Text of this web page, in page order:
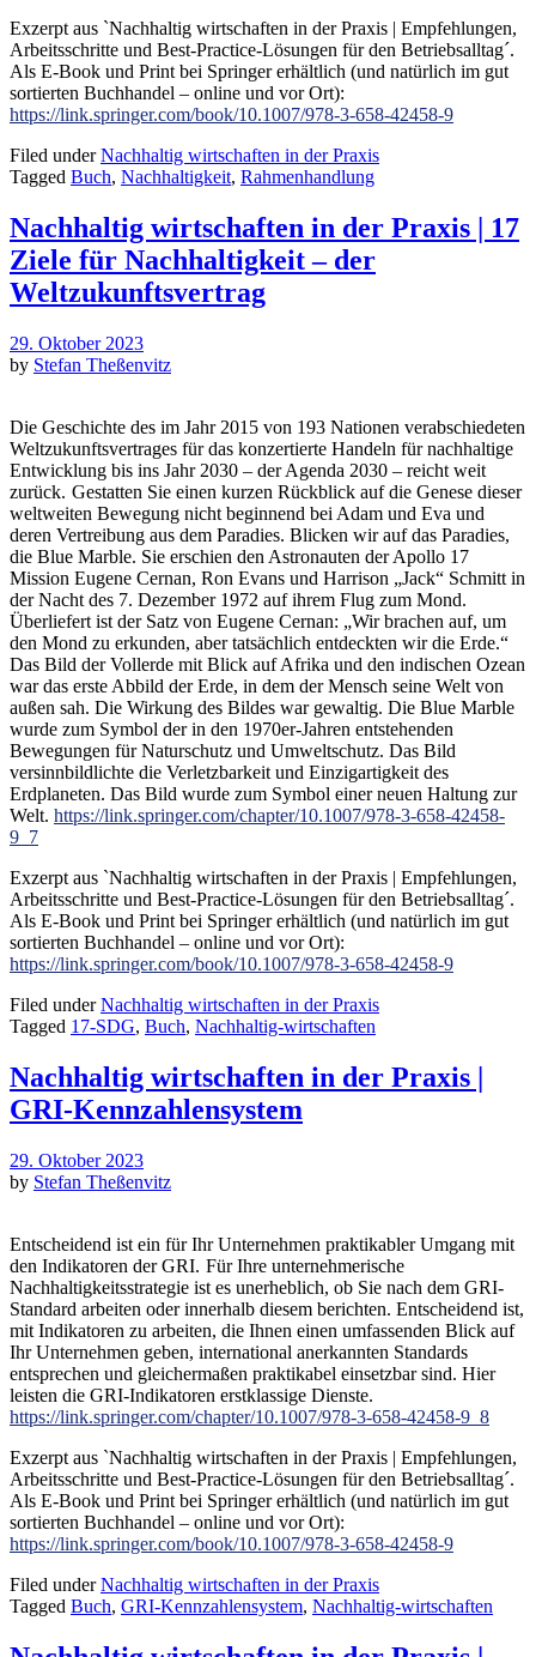
Exzerpt aus `Nachhaltig wirtschaften in der Praxis | Empfehlungen,
Arbeitsschritte und Best-Practice-Lösungen für den Betriebsalltag´.
Als E-Book und Print bei Springer erhältlich (und natürlich im gut
sortierten Buchhandel – online und vor Ort):
https://link.springer.com/book/10.1007/978-3-658-42458-9
Filed underNachhaltig wirtschaften in der Praxis
Tagged Buch, Nachhaltigkeit, Rahmenhandlung
Nachhaltig wirtschaften in der Praxis | 17
Ziele für Nachhaltigkeit – der
Weltzukunftsvertrag
29. Oktober 2023
by Stefan Theßenvitz
Die Geschichte des im Jahr 2015 von 193 Nationen verabschiedeten
Weltzukunftsvertrages für das konzertierte Handeln für nachhaltige
Entwicklung bis ins Jahr 2030 – der Agenda 2030 – reicht weit
zurück. Gestatten Sie einen kurzen Rückblick auf die Genese dieser
weltweiten Bewegung nicht beginnend bei Adam und Eva und
deren Vertreibung aus dem Paradies. Blicken wir auf das Paradies,
die Blue Marble. Sie erschien den Astronauten der Apollo 17
Mission Eugene Cernan, Ron Evans und Harrison „Jack“ Schmitt in
der Nacht des 7. Dezember 1972 auf ihrem Flug zum Mond.
Überliefert ist der Satz von Eugene Cernan: „Wir brachen auf, um
den Mond zu erkunden, aber tatsächlich entdeckten wir die Erde.“
Das Bild der Vollerde mit Blick auf Afrika und den indischen Ozean
war das erste Abbild der Erde, in dem der Mensch seine Welt von
außen sah. Die Wirkung des Bildes war gewaltig. Die Blue Marble
wurde zum Symbol der in den 1970er-Jahren entstehenden
Bewegungen für Naturschutz und Umweltschutz. Das Bild
versinnbildlichte die Verletzbarkeit und Einzigartigkeit des
Erdplaneten. Das Bild wurde zum Symbol einer neuen Haltung zur
Welt. https://link.springer.com/chapter/10.1007/978-3-658-42458-
9_7
Exzerpt aus `Nachhaltig wirtschaften in der Praxis | Empfehlungen,
Arbeitsschritte und Best-Practice-Lösungen für den Betriebsalltag´.
Als E-Book und Print bei Springer erhältlich (und natürlich im gut
sortierten Buchhandel – online und vor Ort):
https://link.springer.com/book/10.1007/978-3-658-42458-9
Filed underNachhaltig wirtschaften in der Praxis
Tagged 17-SDG, Buch, Nachhaltig-wirtschaften
Nachhaltig wirtschaften in der Praxis |
GRI-Kennzahlensystem
29. Oktober 2023
by Stefan Theßenvitz
Entscheidend ist ein für Ihr Unternehmen praktikabler Umgang mit
den Indikatoren der GRI. Für Ihre unternehmerische
Nachhaltigkeitsstrategie ist es unerheblich, ob Sie nach dem GRI-
Standard arbeiten oder innerhalb diesem berichten. Entscheidend ist,
mit Indikatoren zu arbeiten, die Ihnen einen umfassenden Blick auf
Ihr Unternehmen geben, international anerkannten Standards
entsprechen und gleichermaßen praktikabel einsetzbar sind. Hier
leisten die GRI-Indikatoren erstklassige Dienste.
https://link.springer.com/chapter/10.1007/978-3-658-42458-9_8
Exzerpt aus `Nachhaltig wirtschaften in der Praxis | Empfehlungen,
Arbeitsschritte und Best-Practice-Lösungen für den Betriebsalltag´.
Als E-Book und Print bei Springer erhältlich (und natürlich im gut
sortierten Buchhandel – online und vor Ort):
https://link.springer.com/book/10.1007/978-3-658-42458-9
Filed underNachhaltig wirtschaften in der Praxis
Tagged Buch, GRI-Kennzahlensystem, Nachhaltig-wirtschaften